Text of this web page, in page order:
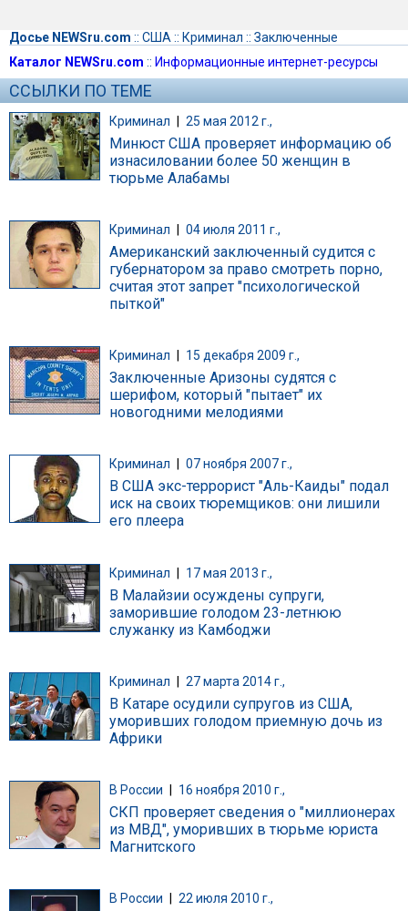
Досье NEWSru.com :: США :: Криминал :: Заключенные
Каталог NEWSru.com :: Информационные интернет-ресурсы
ССЫЛКИ ПО ТЕМЕ
Криминал | 25 мая 2012 г.,
Минюст США проверяет информацию об
изнасиловании более 50 женщин в
тюрьме Алабамы
Криминал 04 июля 2011 г.,
Американский заключенный судится с
губернатором за право смотреть порно,
считая этот запрет "психологической
пыткой"
Криминал 15 декабря 2009 г.,
Заключенные Аризоны судятся с
шерифом, который "пытает" их
новогодними мелодиями
Криминал 07 ноября 2007 г.,
В США экс-террорист "Аль-Каиды" подал
иск на своих тюремщиков: они лишили
его плеера
Криминал | 17 мая 2013 г.,
В Малайзии осуждены супруги,
заморившие голодом 23-летнюю
служанку из Камбоджи
Криминал 27 марта 2014 г.,
В Катаре осудили супругов из США,
уморивших голодом приемную дочь из
Африки
В России 16 ноября 2010 г.,
СКП проверяет сведения о "миллионерах
из МВД", уморивших в тюрьме юриста
Магнитского
В России 22 июля 2010 г.,